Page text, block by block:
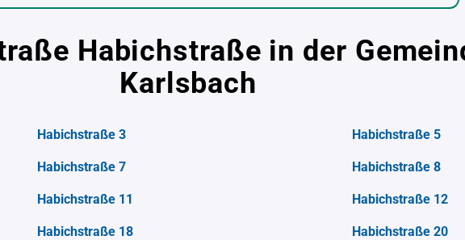
Habichstraße in der
Karlsbach
Habichstraße 3 Habichstraße 5
Habichstraße 7 Habichstraße 8
Habichstraße 11 Habichstraße 12
Habichstraße 18 Habichstraße 20